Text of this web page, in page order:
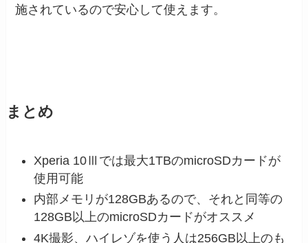
施されているので安心して使えます。
まとめ
Xperia 10Ⅲでは最大1TBのmicroSDカードが
使用可能
内部メモリが128GBあるので、それと同等の
128GB以上のmicroSDカードがオススメ
4K撮影、ハイレゾを使う人は256GB以上のも